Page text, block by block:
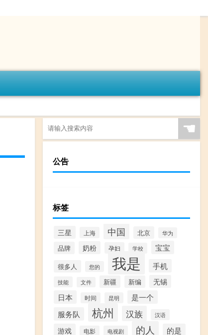
☚
公告
标签
三星 上海 中国 北京 华为
品牌 奶粉 孕妇 学校 宝宝
很多人 您的 我是 手机
技能 文件 新疆 新编 无锡
日本 时间 昆明
是一个
服务队
杭州 汉族 汉语
游戏 电影 电视剧 的人 的是